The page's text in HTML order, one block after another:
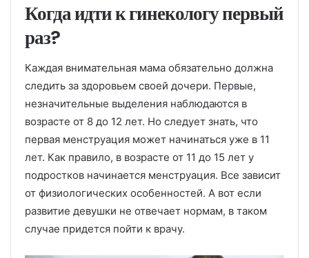
Когда идти к гинекологу первый
раз?
Каждая внимательная мама обязательно должна
следить за здоровьем своей дочери. Первые,
незначительные выделения наблюдаются в
возрасте от 8 до 12 лет. Но следует знать, что
первая менструация может начинаться уже в 11
лет. Как правило, в возрасте от 11 до 15 лет у
подростков начинается менструация. Все зависит
от физиологических особенностей. А вот если
развитие девушки не отвечает нормам, в таком
случае придется пойти к врачу.